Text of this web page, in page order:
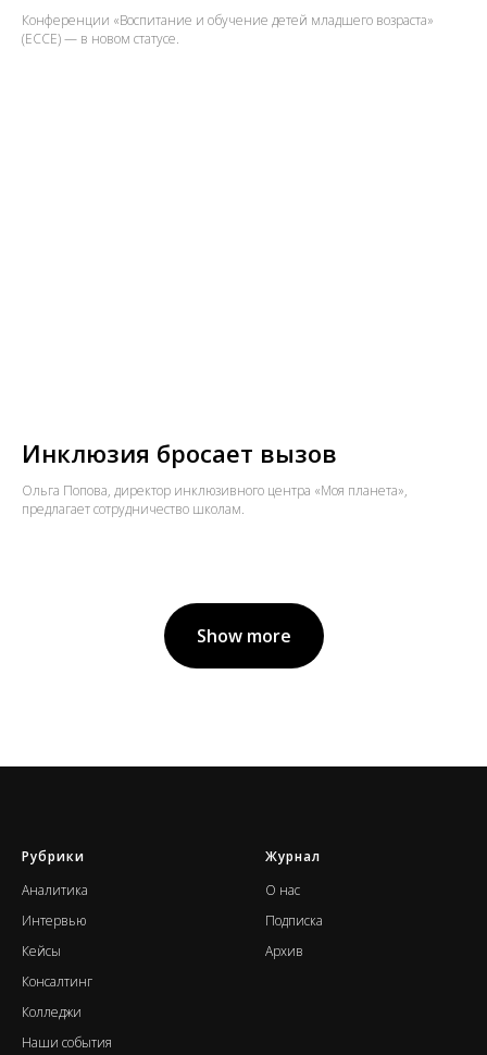
Конференции «Воспитание и обучение детей младшего возраста»
(ECCE) — в новом статусе.
Инклюзия бросает вызов
Ольга Попова, директор инклюзивного центра «Моя планета»,
предлагает сотрудничество школам.
Show more
Рубрики
Аналитика
Интервью
Кейсы
Консалтинг
Колледжи
Наши события
Журнал
О нас
Подписка
Архив